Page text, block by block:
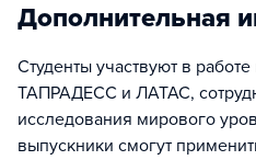
Дополнительная
Студенты участвуют в
ТАПРАДЕСС и ЛАТАС,
исследования мирового
выпускники смогут